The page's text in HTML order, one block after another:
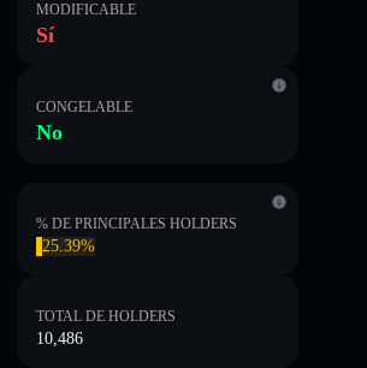
MODIFICABLE
Sí
CONGELABLE
No
% DE PRINCIPALES HOLDERS
25.39%
TOTAL DE HOLDERS
10,486